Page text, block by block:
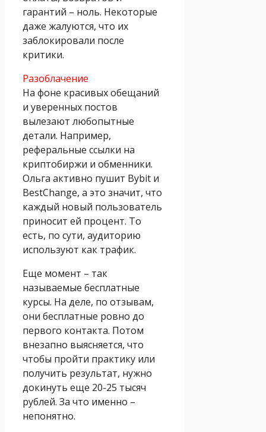
гарантий – ноль. Некоторые
даже жалуются, что их
заблокировали после
критики.
Разоблачение
На фоне красивых обещаний
и уверенных постов
вылезают любопытные
детали. Например,
реферальные ссылки на
криптобиржи и обменники.
Ольга активно пушит Bybit и
BestChange, а это значит, что
каждый новый пользователь
приносит ей процент. То
есть, по сути, аудиторию
используют как трафик.
Еще момент – так
называемые бесплатные
курсы. На деле, по отзывам,
они бесплатные ровно до
первого контакта. Потом
внезапно выясняется, что
чтобы пройти практику или
получить результат, нужно
докинуть еще 20-25 тысяч
рублей. За что именно –
непонятно.